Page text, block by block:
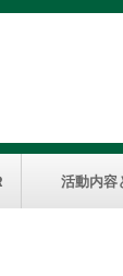
活動内容